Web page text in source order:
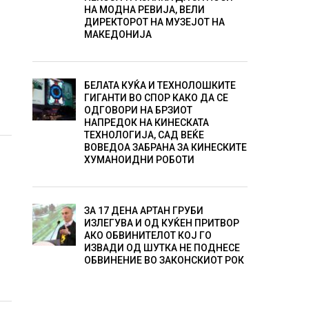
НА МОДНА РЕВИЈА, ВЕЛИ
ДИРЕКТОРОТ НА МУЗЕЈОТ НА
МАКЕДОНИЈА
БЕЛАТА КУЌА И ТЕХНОЛОШКИТЕ
ГИГАНТИ ВО СПОР КАКО ДА СЕ
ОДГОВОРИ НА БРЗИОТ
НАПРЕДОК НА КИНЕСКАТА
ТЕХНОЛОГИЈА, САД ВЕЌЕ
ВОВЕДОА ЗАБРАНА ЗА КИНЕСКИТЕ
ХУМАНОИДНИ РОБОТИ
ЗА 17 ДЕНА АРТАН ГРУБИ
ИЗЛЕГУВА И ОД КУЌЕН ПРИТВОР
АКО ОБВИНИТЕЛОТ КОЈ ГО
ИЗВАДИ ОД ШУТКА НЕ ПОДНЕСЕ
ОБВИНЕНИЕ ВО ЗАКОНСКИОТ РОК